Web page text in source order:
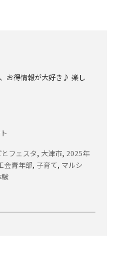
お得情報が大好き♪ 楽し
フェスタ, 大津市, 2025年
会青年部, 子育て, マルシ
験